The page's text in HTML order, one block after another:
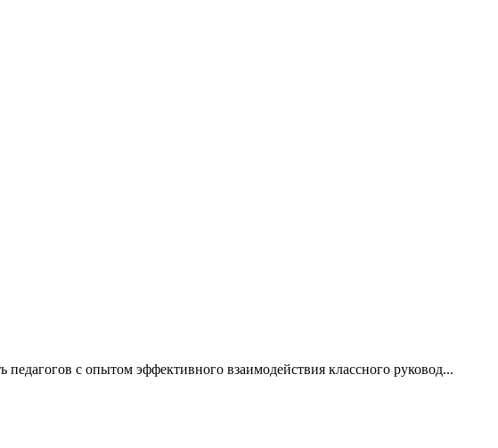
с опытом эффективного взаимодействия классного руковод...